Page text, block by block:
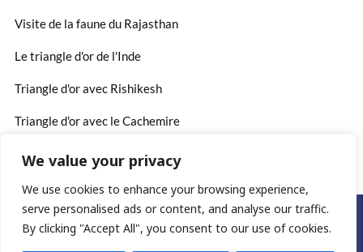
We value your privacy
We use cookies to enhance your browsing experience,
serve personalised ads or content, and analyse our traffic.
By clicking "Accept All", you consent to our use of cookies.
Visite de la faune du Rajasthan
Le triangle d'or de l'Inde
Triangle d'or avec Rishikesh
Triangle d'or avec le Cachemire
©2025. www.rajasthan-voyages.fr